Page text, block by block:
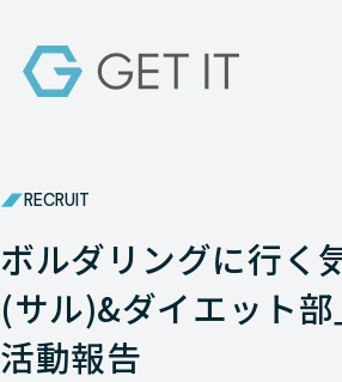
RECRUIT
ボルダリングに行く
(サル)&ダイエット
活動報告